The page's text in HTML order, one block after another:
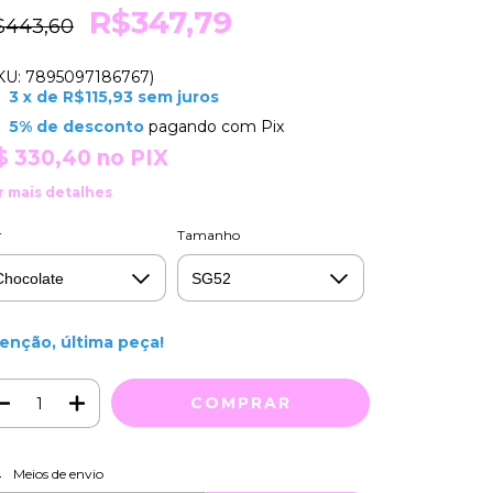
R$347,79
7895097186767)
3 x de R$115,93 sem juros
5% de descontopagando com Pix
330,40 no PIX
mais detalhes
Tamanho
última peça!
para o CEP:
Meios de envio